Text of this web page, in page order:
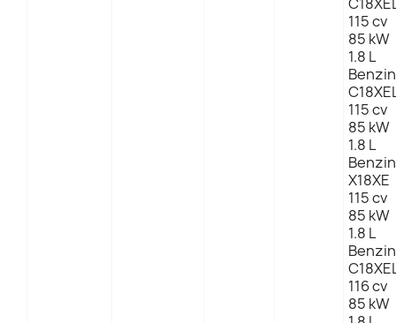
115 cv
85 kW
1.8 L
115 cv
85 kW
1.8 L
X18XE
115 cv
85 kW
1.8 L
116 cv
85 kW